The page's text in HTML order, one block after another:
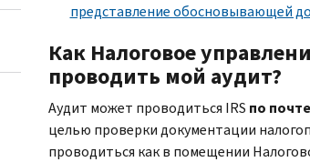
представление обосновывающей
Как Налоговое
проводить мой аудит?
Аудит может проводиться IRS по почте
целью проверки документации
проводиться как в помещении